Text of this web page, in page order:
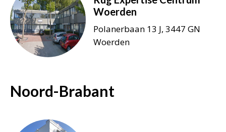
Woerden
Polanerbaan 13 J, 3447 GN
Woerden
Noord-Brabant